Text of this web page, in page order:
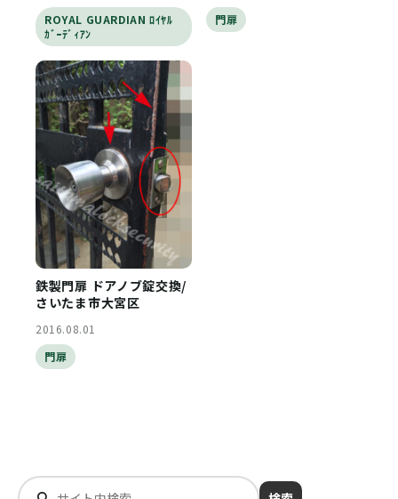
ROYAL GUARDIAN ﾛｲﾔﾙ
ｶﾞｰﾃﾞｨｱﾝ
門扉
鉄製門扉 ドアノブ錠交換/
さいたま市大宮区
2016.08.01
門扉